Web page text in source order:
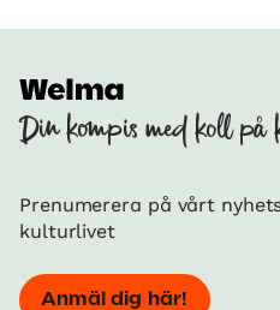
Din kompis med koll
Prenumerera på vårt
kulturlivet
Anmäl dig här!